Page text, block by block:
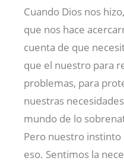
Cuando Dios nos
que nos hace
cuenta de que
que el nuestro para
problemas, para
nuestras
mundo de lo
Pero nuestro instinto
eso. Sentimos la